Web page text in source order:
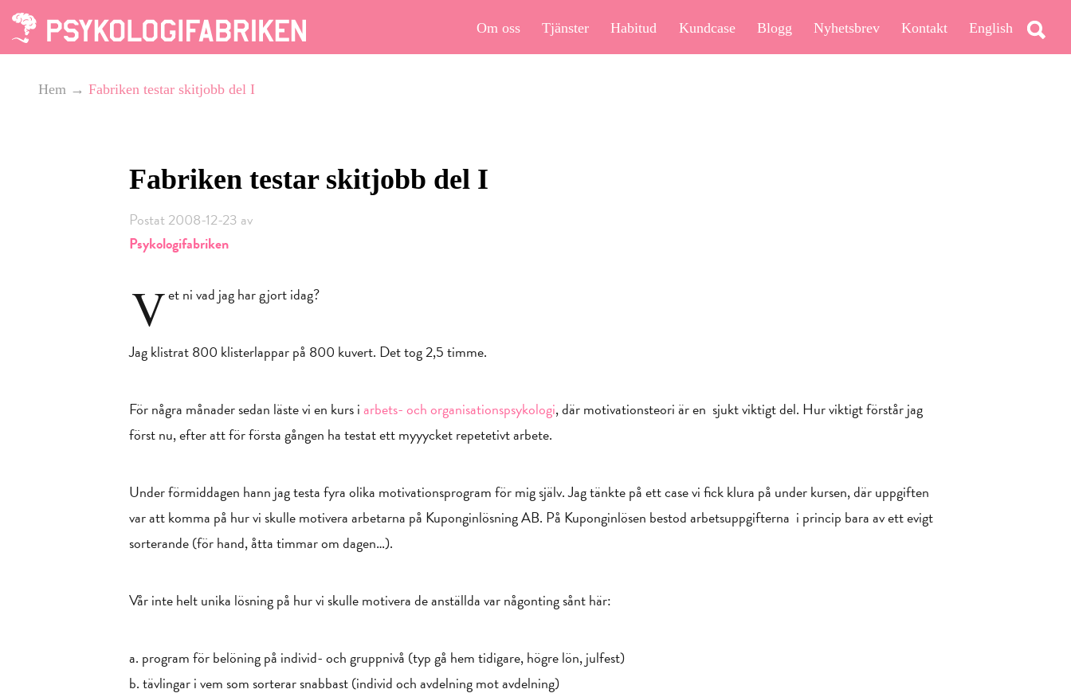
Om oss Tjänster Habitud Kundcase Blogg Nyhetsbrev Kontakt English
Hem → Fabriken testar skitjobb del I
Fabriken testar skitjobb del I
Postat 2008-12-23 av
Psykologifabriken
Vet ni vad jag har gjort idag?
Jag klistrat 800 klisterlappar på 800 kuvert. Det tog 2,5 timme.
För några månader sedan läste vi en kurs iarbets- och organisationspsykologi, där motivationsteori är en sjukt viktigt del. Hur viktigt förstår jag
först nu, efter att för första gången ha testat ett myyycket repetetivt arbete.
Under förmiddagen hann jag testa fyra olika motivationsprogram för mig själv. Jag tänkte på ett case vi fick klura på under kursen, där uppgiften
var att komma på hur vi skulle motivera arbetarna på Kuponginlösning AB. På Kuponginlösen bestod arbetsuppgifterna i princip bara av ett evigt
sorterande (för hand, åtta timmar om dagen…).
Vår inte helt unika lösning på hur vi skulle motivera de anställda var någonting sånt här:
a. program för belöning på individ- och gruppnivå (typ gå hem tidigare, högre lön, julfest)
b. tävlingar i vem som sorterar snabbast (individ och avdelning mot avdelning)